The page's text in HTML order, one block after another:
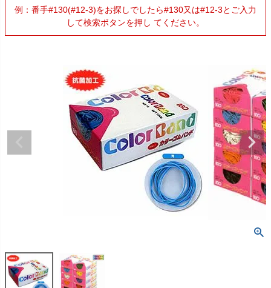
例：番手#130(#12-3)をお探しでしたら#130又は#12-3とご入力
して検索ボタンを押し てください。